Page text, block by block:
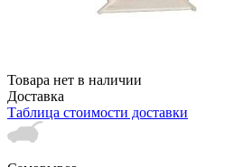
Товара нет в наличии
Доставка
Таблица стоимости доставки